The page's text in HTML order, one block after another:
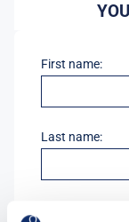
First name:
Last name: